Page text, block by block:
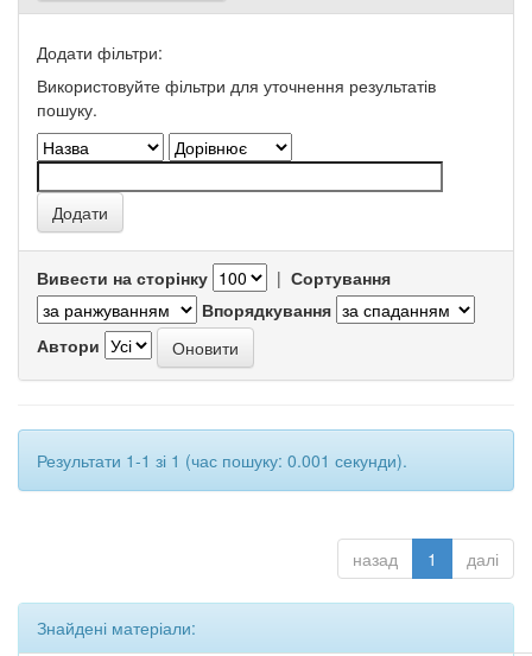
Додати фільтри:
Використовуйте фільтри для уточнення результатів
пошуку.
Вивести на сторінку | Сортування
Впорядкування
Автори
Результати 1-1 зі 1 (час пошуку: 0.001 секунди).
назад 1 далі
Знайдені матеріали: